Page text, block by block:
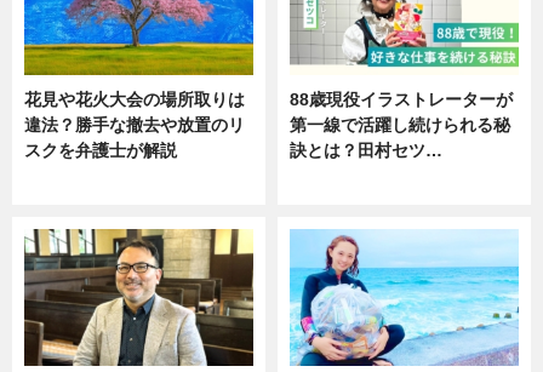
花見や花火大会の場所取りは
違法？勝手な撤去や放置のリ
スクを弁護士が解説
88歳現役イラストレーターが
第一線で活躍し続けられる秘
訣とは？田村セツ…